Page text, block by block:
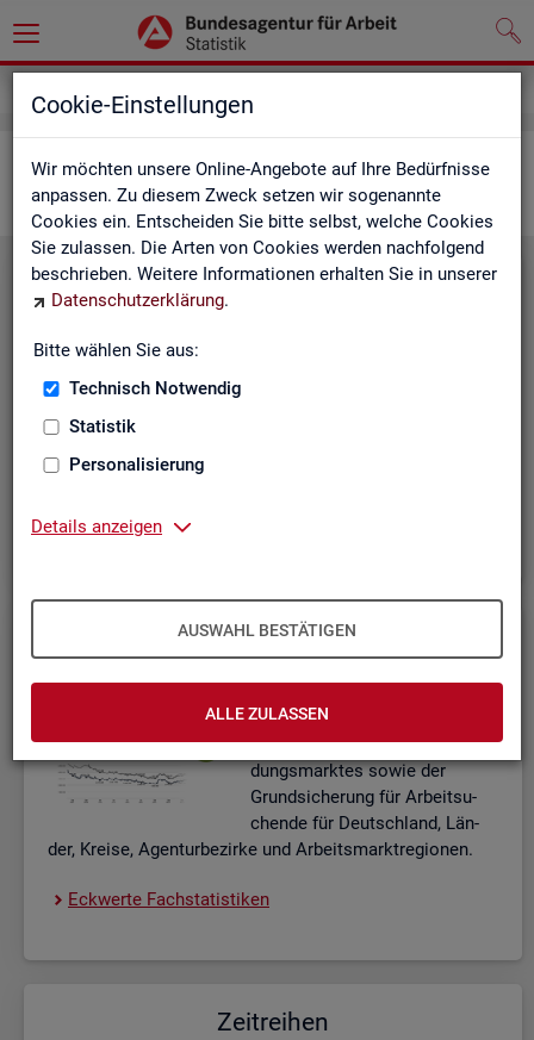
Cookie-Einstellungen
Wir möchten unsere Online-Angebote auf Ihre Bedürfnisse
anpassen. Zu diesem Zweck setzen wir sogenannte
Cookies ein. Entscheiden Sie bitte selbst, welche Cookies
Sie zulassen. Die Arten von Cookies werden nachfolgend
beschrieben. Weitere Informationen erhalten Sie in unserer
Datenschutzerklärung.
Bitte wählen Sie aus:
Technisch Notwendig
Statistik
Personalisierung
Details anzeigen
AUSWAHL BESTÄTIGEN
ALLE ZULASSEN
Ar­beits­markt im Über­blick
Eck­wer­te Ar­beits­markt
Eck­wer­te Ar­beits­markt
Eck­wer­te Fach­sta­tis­ti­ken
bel­len zu den ak­tu­el­len Eck­
wer­ten des Ar­beits- und Aus­bil­
dungs­mark­tes sowie der
Grund­si­che­rung für Ar­beit­su­
chen­de für Deutsch­land, Län­
der, Krei­se, Agen­tur­be­zir­ke und Ar­beits­markt­re­gio­nen.
Eck­wer­te Fach­sta­tis­ti­ken
Zeit­rei­hen